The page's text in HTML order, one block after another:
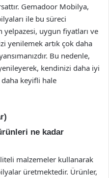
Gemadoor Mobilya,
ile bu süreci
yelpazesi, uygun fiyatları ve
yenilemek artık çok daha
Bu nedenle,
kendinizi daha iyi
daha keyifli hale
ne kadar
malzemeler kullanarak
üretmektedir. Ürünler,